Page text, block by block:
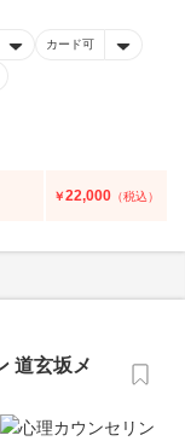
カード可
￥22,000 （税込）
道玄坂メ